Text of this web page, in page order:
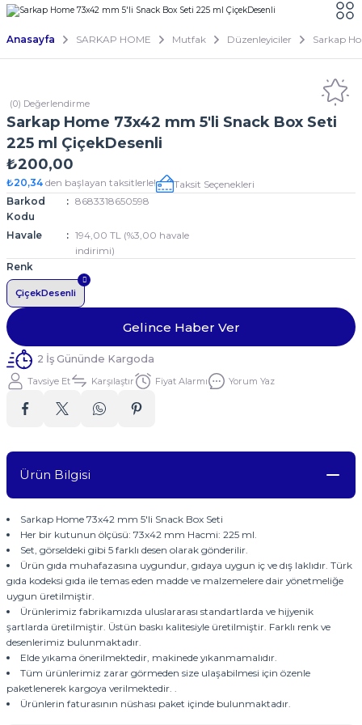
Anasayfa SARKAP HOME Mutfak Düzenleyiciler Sarkap
(0) Değerlendirme
Sarkap Home 73x42 mm 5'li Snack Box Seti
225 ml ÇiçekDesenli
₺200,00
₺20,34 den başlayan taksitlerle!
Taksit Seçenekleri
Barkod
Kodu
8683318650598
Havale
194,00 TL (%3,00 havale
indirimi)
Renk
ÇiçekDesenli
Gelince Haber Ver
2 İş Gününde Kargoda
Tavsiye Et Karşılaştır Fiyat Alarmı Yorum Yaz
Ürün Bilgisi
Sarkap Home 73x42 mm 5'li Snack Box Seti
Her bir kutunun ölçüsü: 73x42 mm Hacmi: 225 ml.
Set, görseldeki gibi 5 farklı desen olarak gönderilir.
Ürün gıda muhafazasına uygundur, gıdaya uygun iç ve dış laklıdır. Türk
gıda kodeksi gıda ile temas eden madde ve malzemelere dair yönetmeliğe
uygun üretilmiştir.
Ürünlerimiz fabrikamızda uluslararası standartlarda ve hijyenik
şartlarda üretilmiştir. Üstün baskı kalitesiyle üretilmiştir. Farklı renk ve
desenlerimiz bulunmaktadır.
Elde yıkama önerilmektedir, makinede yıkanmamalıdır.
Tüm ürünlerimiz zarar görmeden size ulaşabilmesi için özenle
paketlenerek kargoya verilmektedir. .
Ürünlerin faturasının nüshası paket içinde bulunmaktadır.